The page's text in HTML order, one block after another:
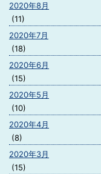
2020年8月
(11)
2020年7月
(18)
2020年6月
(15)
2020年5月
(10)
2020年4月
(8)
2020年3月
(15)